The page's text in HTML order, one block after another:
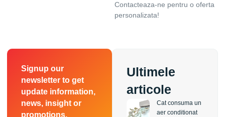
Contacteaza-ne pentru o oferta
personalizata!
Signup our
newsletter to get
update information,
news, insight or
promotions.
Ultimele
articole
Cat consuma un
aer conditionat